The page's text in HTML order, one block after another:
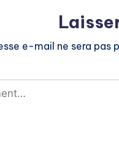
e-mail ne sera pas